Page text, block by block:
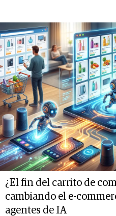
¿El fin del carrito de
cambiando el e-
agentes de IA